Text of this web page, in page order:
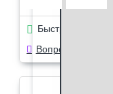
Быстрый заказ
Вопрос в чат Viber